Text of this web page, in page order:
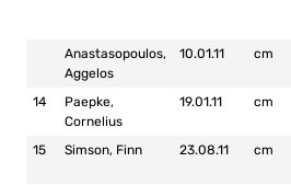
Anastasopoulos,
Aggelos
10.01.11 cm
14
Paepke,
Cornelius
19.01.11 cm
15
Simson, Finn 23.08.11 cm